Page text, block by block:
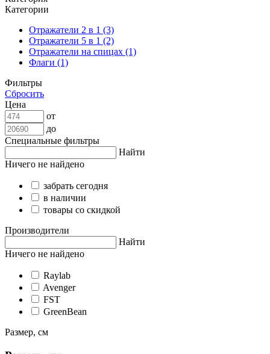
Категории
Отражатели 2 в 1 (3)
Отражатели 5 в 1 (2)
Отражатели на спицах (1)
Флаги (1)
Фильтры
Сбросить
Цена
от
до
Специальные фильтры
Найти
Ничего не найдено
забрать сегодня
в наличии
товары со скидкой
Производители
Найти
Ничего не найдено
Raylab
Avenger
FST
GreenBean
Размер, см